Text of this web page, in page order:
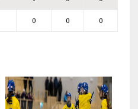
0 0 0